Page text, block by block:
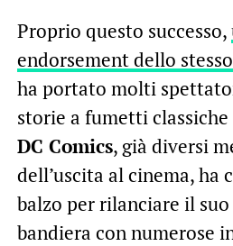
Proprio questo successo,
endorsement dello
ha portato molti
storie a fumetti
DC Comics, già diversi
dell’uscita al cinema, ha
balzo per rilanciare il
bandiera con numerose